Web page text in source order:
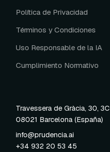
Política de Privacidad
Términos y Condiciones
Uso Responsable de la IA
Cumplimiento Normativo
Travessera de Gràcia, 30, 3C
08021 Barcelona (España)
info@prudencia.ai
+34 932 20 53 45